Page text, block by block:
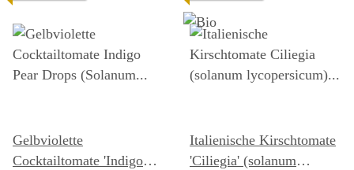
Gelbviolette
Cocktailtomate 'Indigo
Italienische Kirschtomate
'Ciliegia' (solanum